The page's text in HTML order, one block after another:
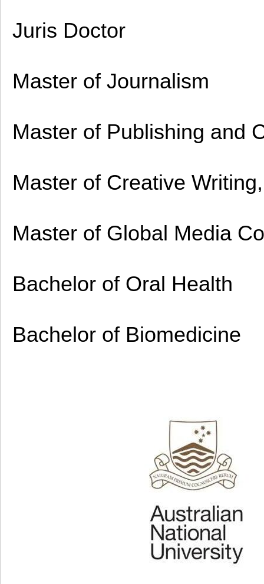
Juris Doctor
Master of Journalism
Master of Publishing and
Master of Creative
Master of Global Media
Bachelor of Oral Health
Bachelor of Biomedicine